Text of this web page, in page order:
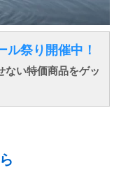
祭り開催中！
ない特価商品をゲッ